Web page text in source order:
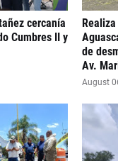
cercanía
Cumbres II y
de
Av.
August